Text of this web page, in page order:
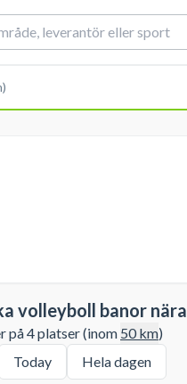
volleyboll banor nära
på 4 platser (inom 50km)
Today Hela dagen